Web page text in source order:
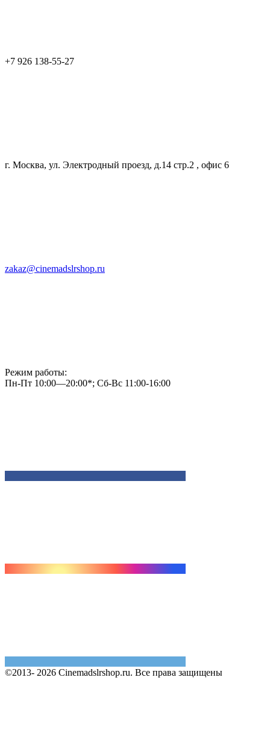
+7 926 138-55-27
г. Москва, ул. Электродный проезд, д.14 стр.2 , офис 6
zakaz@cinemadslrshop.ru
Режим работы:
Пн-Пт 10:00—20:00*; Сб-Вс 11:00-16:00
©2013- 2026 Cinemadslrshop.ru. Все права защищены